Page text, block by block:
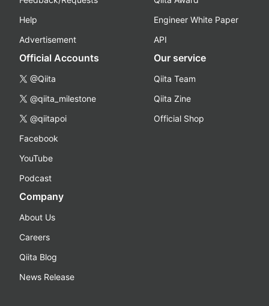
Help
Advertisement
Engineer White Paper
API
Official Accounts
@Qiita
@qiita_milestone
@qiitapoi
Facebook
YouTube
Podcast
Our service
Qiita Team
Qiita Zine
Official Shop
Company
About Us
Careers
Qiita Blog
News Release